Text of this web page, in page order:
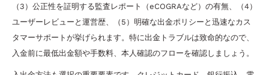
（3）公正性を証明する監査レポート（eCOGRAなど）の有無、（4）
ユーザーレビューと運営歴、（5）明確な出金ポリシーと迅速なカス
タマーサポートが挙げられます。特に出金トラブルは致命的なので、
入金前に最低出金額や手数料、本人確認のフローを確認しましょう。